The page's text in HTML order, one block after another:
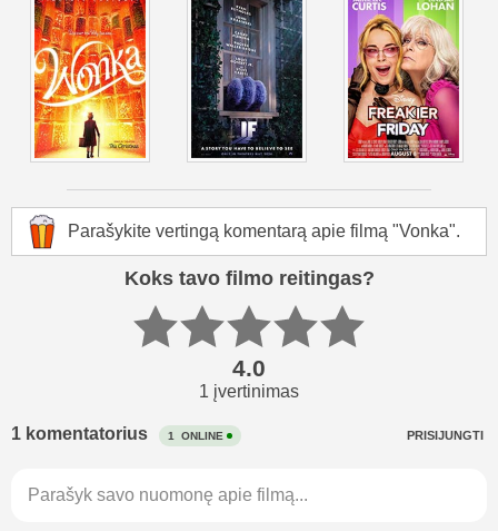
Parašykite vertingą komentarą apie filmą "Vonka".